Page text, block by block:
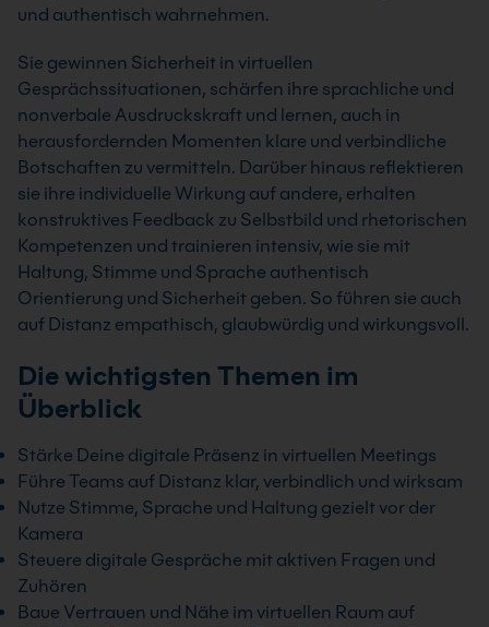
und authentisch wahrnehmen.
Sie gewinnen Sicherheit in virtuellen
Gesprächssituationen, schärfen ihre sprachliche und
nonverbale Ausdruckskraft und lernen, auch in
herausfordernden Momenten klare und verbindliche
Botschaften zu vermitteln. Darüber hinaus reflektieren
sie ihre individuelle Wirkung auf andere, erhalten
konstruktives Feedback zu Selbstbild und rhetorischen
Kompetenzen und trainieren intensiv, wie sie mit
Haltung, Stimme und Sprache authentisch
Orientierung und Sicherheit geben. So führen sie auch
auf Distanz empathisch, glaubwürdig und wirkungsvoll.
Die wichtigsten Themen im
Überblick
Stärke Deine digitale Präsenz in virtuellen Meetings
Führe Teams auf Distanz klar, verbindlich und wirksam
Nutze Stimme, Sprache und Haltung gezielt vor der
Kamera
Steuere digitale Gespräche mit aktiven Fragen und
Zuhören
Baue Vertrauen und Nähe im virtuellen Raum auf